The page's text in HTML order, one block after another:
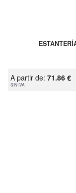
A partir de: 71.86 €
SIN IVA